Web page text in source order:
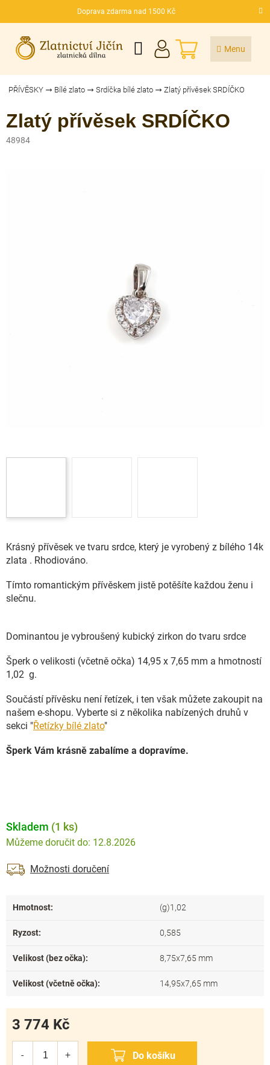
Doprava zdarma nad 1500 Kč
CZK
NÁKUPNÍ
KOŠÍK
PŘÍVĚSKY Bílé zlato Srdíčka bílé zlato Zlatý přívěsek SRDÍČKO
Zlatý přívěsek SRDÍČKO
48984
Krásný přívěsek ve tvaru srdce, který je vyrobený z bílého 14k
zlata . Rhodiováno.
Tímto romantickým přívěskem jistě potěšíte každou ženu i
slečnu.
Dominantou je vybroušený kubický zirkon do tvaru srdce
Šperk o velikosti (včetně očka) 14,95 x 7,65 mm a hmotností
1,02 g.
Součástí přívěsku není řetízek, i ten však můžete zakoupit na
našem e-shopu. Vyberte si z několika nabízených druhů v
sekci "Řetízky bílé zlato"
Šperk Vám krásně zabalíme a dopravíme.
Skladem (1 ks)
12.8.2026
Možnosti doručení
3 774 Kč
Hmotnost: (g)1,02
Ryzost: 0,585
Velikost (bez očka): 8,75x7,65 mm
Velikost (včetně očka): 14,95x7,65 mm